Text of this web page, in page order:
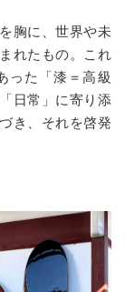
胸に、世界や未
れたもの。これ
った「漆＝高級
日常」に寄り添
き、それを啓発